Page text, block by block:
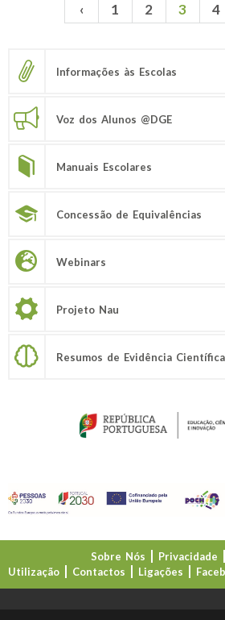
Páginas ‹ 1 2 3 4
Informações às Escolas
Voz dos Alunos @DGE
Manuais Escolares
Concessão de Equivalências
Webinars
Projeto Nau
Resumos de Evidência Científica
Sobre Nós Privacidade
Utilização
Contactos Ligações